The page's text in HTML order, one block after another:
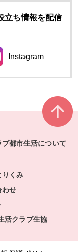
ち情報を配信
す。
Instagram
別のウィンドウ
ブ都市生活について
りくみ
わせ
活クラブ生協